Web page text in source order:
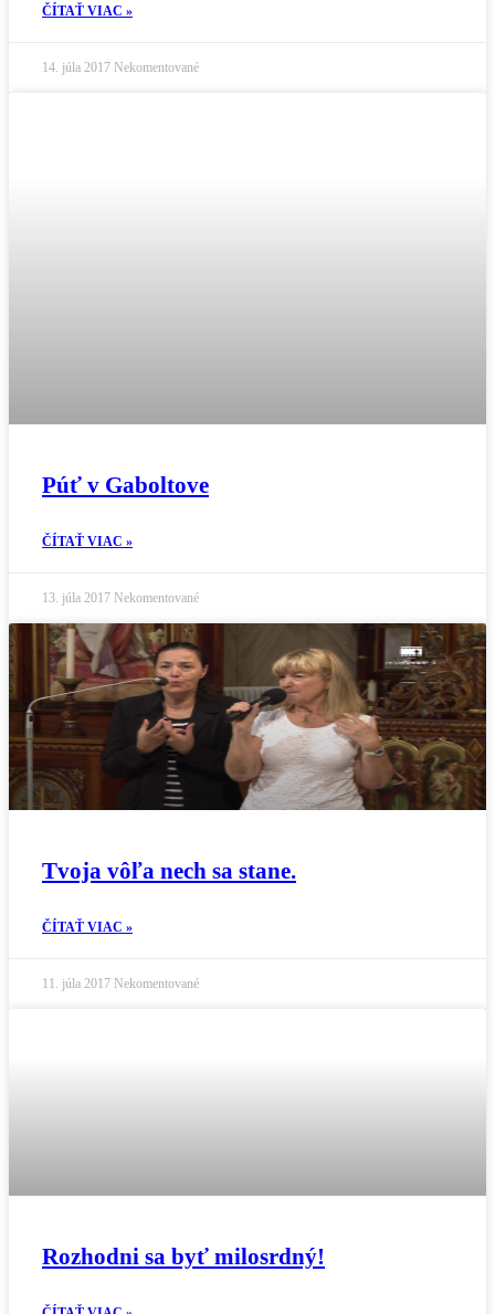
ČÍTAŤ VIAC »
14. júla 2017 Nekomentované
Púť v Gaboltove
ČÍTAŤ VIAC »
13. júla 2017 Nekomentované
Tvoja vôľa nech sa stane.
ČÍTAŤ VIAC »
11. júla 2017 Nekomentované
Rozhodni sa byť milosrdný!